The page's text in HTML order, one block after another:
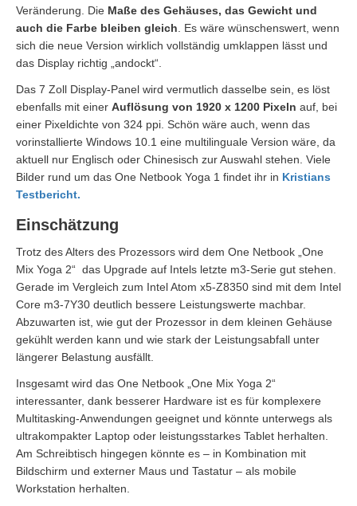
Veränderung. Die Maße des Gehäuses, das Gewicht und
auch die Farbe bleiben gleich . Es wäre wünschenswert, wenn
sich die neue Version wirklich vollständig umklappen lässt und
das Display richtig „andockt“.
Das 7 Zoll Display-Panel wird vermutlich dasselbe sein, es löst
ebenfalls mit einer Auflösung von 1920 x 1200 Pixeln auf, bei
einer Pixeldichte von 324 ppi. Schön wäre auch, wenn das
vorinstallierte Windows 10.1 eine multilinguale Version wäre, da
aktuell nur Englisch oder Chinesisch zur Auswahl stehen. Viele
Bilder rund um das One Netbook Yoga 1 findet ihr in Kristians
Testbericht.
Einschätzung
Trotz des Alters des Prozessors wird dem One Netbook „One
Mix Yoga 2“ das Upgrade auf Intels letzte m3-Serie gut stehen.
Gerade im Vergleich zum Intel Atom x5-Z8350 sind mit dem Intel
Core m3-7Y30 deutlich bessere Leistungswerte machbar.
Abzuwarten ist, wie gut der Prozessor in dem kleinen Gehäuse
gekühlt werden kann und wie stark der Leistungsabfall unter
längerer Belastung ausfällt.
Insgesamt wird das One Netbook „One Mix Yoga 2“
interessanter, dank besserer Hardware ist es für komplexere
Multitasking-Anwendungen geeignet und könnte unterwegs als
ultrakompakter Laptop oder leistungsstarkes Tablet herhalten.
Am Schreibtisch hingegen könnte es – in Kombination mit
Bildschirm und externer Maus und Tastatur – als mobile
Workstation herhalten.